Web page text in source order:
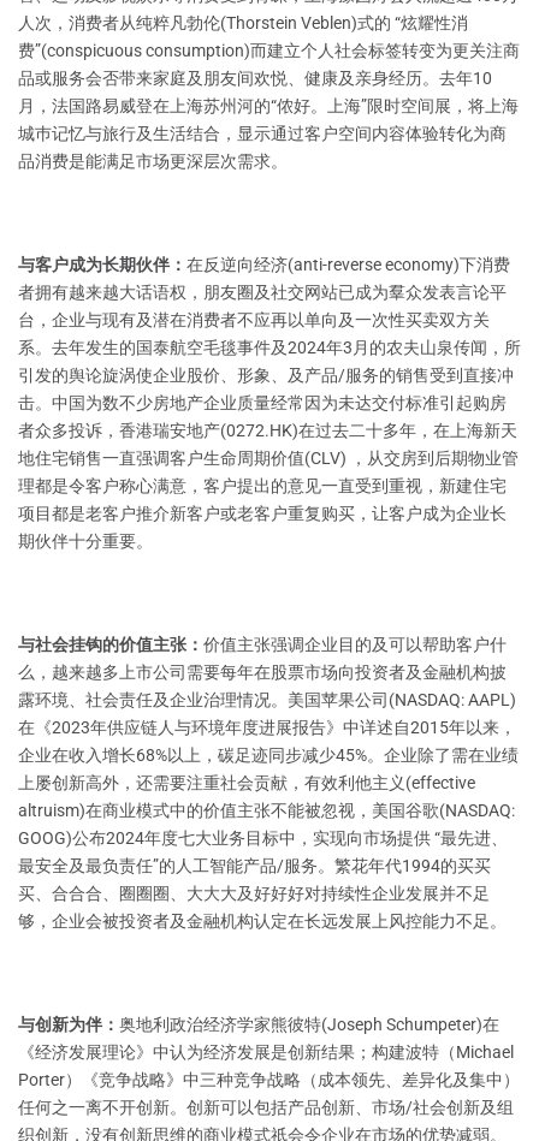
人次，消费者从纯粹凡勃伦(Thorstein Veblen)式的 “炫耀性消
费”(conspicuous consumption)而建立个人社会标签转变为更关注商
品或服务会否带来家庭及朋友间欢悦、健康及亲身经历。去年10
月，法国路易威登在上海苏州河的“侬好。上海”限时空间展，将上海
城巿记忆与旅行及生活结合，显示通过客户空间内容体验转化为商
品消费是能满足市场更深层次需求。
与客户成为长期伙伴： 在反逆向经济(anti-reverse economy)下消费
者拥有越来越大话语权，朋友圈及社交网站已成为羣众发表言论平
台，企业与现有及潜在消费者不应再以单向及一次性买卖双方关
系。去年发生的国泰航空毛毯事件及2024年3月的农夫山泉传闻，所
引发的舆论旋涡使企业股价、形象、及产品/服务的销售受到直接冲
击。中国为数不少房地产企业质量经常因为未达交付标准引起购房
者众多投诉，香港瑞安地产(0272.HK)在过去二十多年，在上海新天
地住宅销售一直强调客户生命周期价值(CLV) ，从交房到后期物业管
理都是令客户称心满意，客户提出的意见一直受到重视，新建住宅
项目都是老客户推介新客户或老客户重复购买，让客户成为企业长
期伙伴十分重要。
与社会挂钩的价值主张： 价值主张强调企业目的及可以帮助客户什
么，越来越多上市公司需要每年在股票市场向投资者及金融机构披
露环境、社会责任及企业治理情况。美国苹果公司(NASDAQ: AAPL)
在《2023年供应链人与环境年度进展报告》中详述自2015年以来，
企业在收入增长68%以上，碳足迹同步减少45%。企业除了需在业绩
上屡创新高外，还需要注重社会贡献，有效利他主义(effective
altruism)在商业模式中的价值主张不能被忽视，美国谷歌(NASDAQ:
GOOG)公布2024年度七大业务目标中，实现向市场提供 “最先进、
最安全及最负责任”的人工智能产品/服务。繁花年代1994的买买
买、合合合、圈圈圈、大大大及好好好对持续性企业发展并不足
够，企业会被投资者及金融机构认定在长远发展上风控能力不足。
与创新为伴： 奥地利政治经济学家熊彼特(Joseph Schumpeter)在
《经济发展理论》中认为经济发展是创新结果；构建波特（Michael
Porter）《竞争战略》中三种竞争战略（成本领先、差异化及集中）
任何之一离不开创新。创新可以包括产品创新、市场/社会创新及组
织创新，没有创新思维的商业模式祇会令企业在市场的优势减弱。